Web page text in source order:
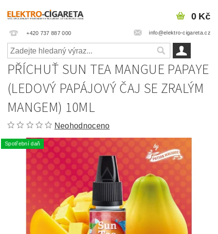
+420 737 887 000 info@elektro-cigareta.cz
0 Kč
PŘÍCHUŤ SUN TEA MANGUE PAPAYE
(LEDOVÝ PAPÁJOVÝ ČAJ SE ZRALÝM
MANGEM) 10ML
Neohodnoceno
Spotřební daň